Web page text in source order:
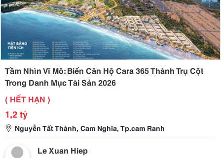
Tầm Nhìn Vĩ Mô: Biến Căn Hộ Cara 365 Thành Trụ Cột
Trong Danh Mục Tài Sản 2026
( HẾT HẠN )
1,2 tỷ
Nguyễn Tất Thành, Cam Nghĩa, Tp.cam Ranh
Le Xuan Hiep